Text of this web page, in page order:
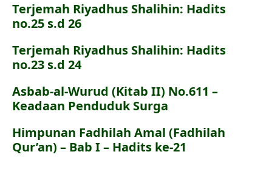
Terjemah Riyadhus Shalihin: Hadits
no.25 s.d 26
Terjemah Riyadhus Shalihin: Hadits
no.23 s.d 24
Asbab-al-Wurud (Kitab II) No.611 –
Keadaan Penduduk Surga
Himpunan Fadhilah Amal (Fadhilah
Qur’an) – Bab I – Hadits ke-21